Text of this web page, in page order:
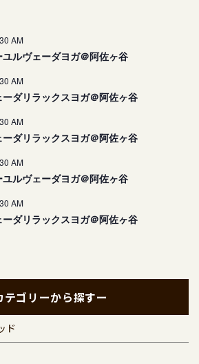
AM
ルヴェーダヨガ＠阿佐ヶ谷
AM
ダリラックスヨガ＠阿佐ヶ谷
AM
ダリラックスヨガ＠阿佐ヶ谷
AM
ルヴェーダヨガ＠阿佐ヶ谷
AM
ダリラックスヨガ＠阿佐ヶ谷
テゴリーから探すー
ド